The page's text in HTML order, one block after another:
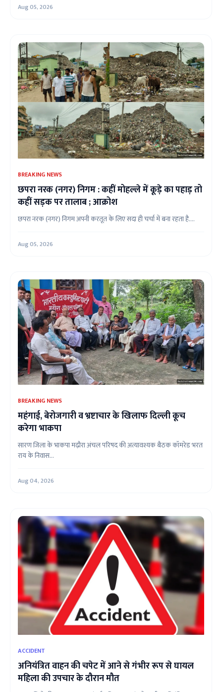
Aug 05, 2026
BREAKING NEWS
छपरा नरक (नगर) निगम : कहीं मोहल्ले में कूड़े का पहाड़ तो
कहीं सड़क पर तालाब ; आक्रोश
छपरा नरक (नगर) निगम अपनी करतूत के लिए सदा ही चर्चा में बना रहता है....
Aug 05, 2026
BREAKING NEWS
महंगाई, बेरोजगारी व भ्रष्टाचार के खिलाफ दिल्ली कूच
करेगा भाकपा
सारण जिला के भाकपा मढ़ौरा अंचल परिषद की अत्यावश्यक बैठक कॉमरेड भरत
राय के निवास...
Aug 04, 2026
ACCIDENT
अनियंत्रित वाहन की चपेट में आने से गंभीर रूप से घायल
महिला की उपचार के दौरान मौत